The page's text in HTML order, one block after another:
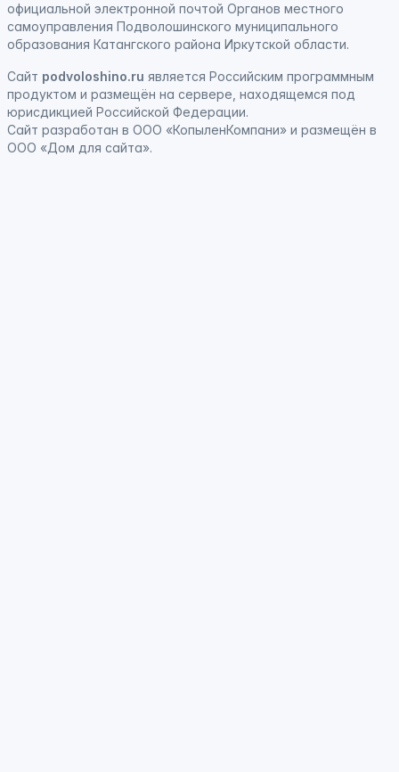
официальной электронной почтой Органов местного
самоуправления Подволошинского муниципального
образования Катангского района Иркутской области.
Сайт podvoloshino.ru является Российским программным
продуктом и размещён на сервере, находящемся под
юрисдикцией Российской Федерации.
Сайт разработан в ООО «КопыленКомпани» и размещён в
ООО «Дом для сайта».